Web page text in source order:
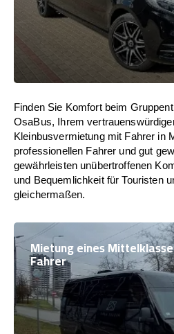
Finden Sie Komfort beim
OsaBus, Ihrem
Kleinbusvermietung mit Fahrer in
professionellen Fahrer und gut
gewährleisten unübertroffenen
und Bequemlichkeit für Touristen
gleichermaßen.
Mietung eines
Fahrer